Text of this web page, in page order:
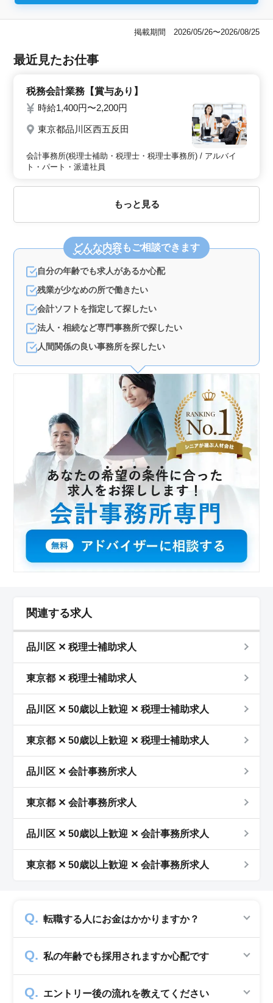
掲載期間 2026/05/26〜2026/08/25
最近見たお仕事
税務会計業務【賞与あり】
時給1,400円〜2,200円
東京都品川区西五反田
会計事務所(税理士補助・税理士・税理士事務所) / アルバイ
ト・パート・派遣社員
もっと見る
どんな内容もご相談できます
自分の年齢でも求人があるか心配
残業が少なめの所で働きたい
会計ソフトを指定して探したい
法人・相続など専門事務所で探したい
人間関係の良い事務所を探したい
関連する求人
品川区 ✕ 税理士補助求人
東京都 ✕ 税理士補助求人
品川区 ✕ 50歳以上歓迎 ✕ 税理士補助求人
東京都 ✕ 50歳以上歓迎 ✕ 税理士補助求人
品川区 ✕ 会計事務所求人
東京都 ✕ 会計事務所求人
品川区 ✕ 50歳以上歓迎 ✕ 会計事務所求人
東京都 ✕ 50歳以上歓迎 ✕ 会計事務所求人
転職する人にお金はかかりますか？
していますので、転職希望者の方からは費用は
一切発生致しません。
私の年齢でも採用されますか心配です
業のみ掲載をしています。60代・70代以上の
エントリー後の流れを教えてください